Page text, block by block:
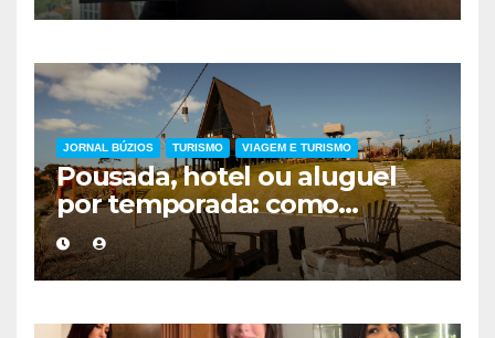
JORNAL BÚZIOS TURISMO VIAGEM E TURISMO
Pousada, hotel ou aluguel
por temporada: como
escolher a melhor
hospedagem